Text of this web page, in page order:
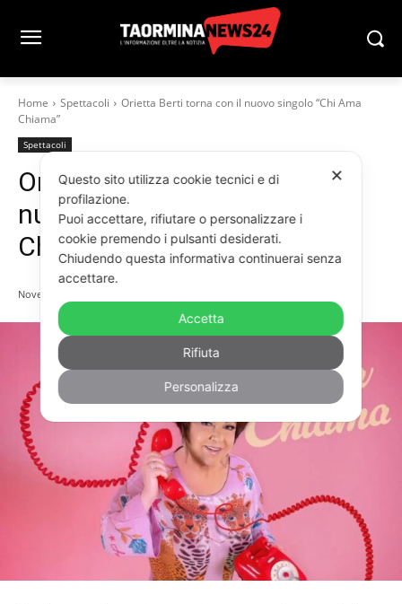
Home Spettacoli
Orietta Berti torna con il nuovo singolo “Chi Ama
Chiama”
Spettacoli
Orietta Berti torna con il
nuovo singolo “Chi Ama
Chiama”
Novembre 27, 2025
✕
Questo sito utilizza cookie tecnici e di
profilazione.
Puoi accettare, rifiutare o personalizzare i
cookie premendo i pulsanti desiderati.
Chiudendo questa informativa continuerai senza
accettare.
Accetta
Rifiuta
Personalizza